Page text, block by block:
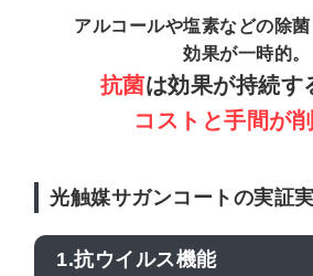
アルコールや塩素などの除
効果が一時的。
抗菌は効果が持続す
コストと手間が削
光触媒サガンコートの実証
1.抗ウイルス機能